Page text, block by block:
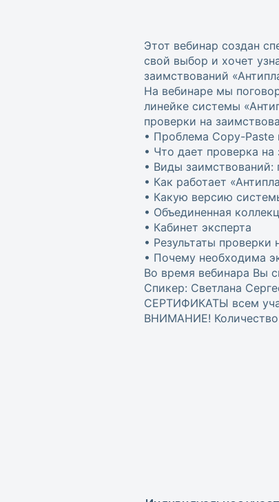
Этот вебинар создан
свой выбор и хочет
заимствований
На вебинаре мы
линейке системы
проверки на
• Проблема Copy-Paste
• Что дает проверка на
• Виды
• Как работает
• Какую версию
• Объединенная
• Кабинет эксперта
• Результаты проверки
• Почему необходима
Во время вебинара Вы
Спикер: Светлана
СЕРТИФИКАТЫ всем
ВНИМАНИЕ! Количество